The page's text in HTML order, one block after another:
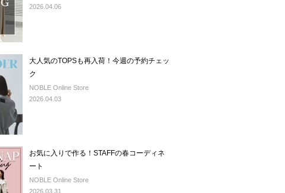
2026.04.06
大人気のTOPSも再入荷！今週の予約チェッ
ク
NOBLE Online Store
2026.04.03
お気に入りで作る！STAFFの春コーディネ
ート
NOBLE Online Store
2026.03.31